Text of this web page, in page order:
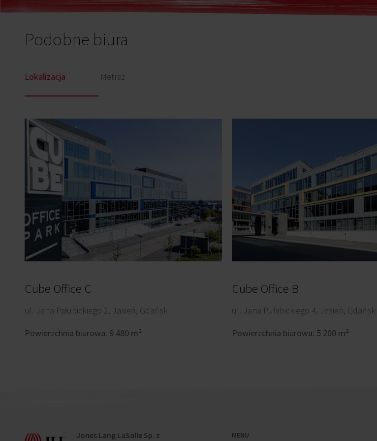
Podobne biura
Lokalizacja Metraż
Cube Office C
ul. Jana Pałubickiego 2, Jasień, Gdańsk
Powierzchnia biurowa: 9 480 m²
Cube Office B
ul. Jana Pułabickiego 4, Jasień, Gdańsk
Powierzchnia biurowa: 5 200 m²
Jones Lang LaSalle Sp. z MENU